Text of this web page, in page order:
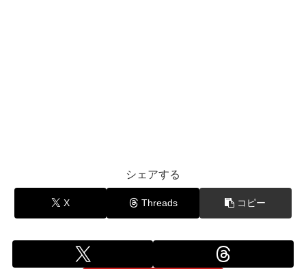
シェアする
X Threads コピー